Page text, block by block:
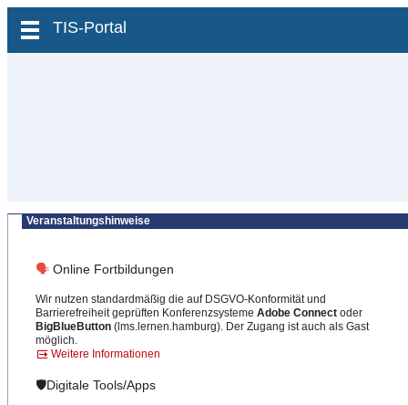
zum Inhalt wechseln
TIS-Portal
Veranstaltungshinweise
🗣 Online Fortbildungen
Wir nutzen standardmäßig die auf DSGVO-Konformität und
Barrierefreiheit geprüften Konferenzsysteme Adobe Connect oder
BigBlueButton (lms.lernen.hamburg). Der Zugang ist auch als Gast
möglich.
Weitere Informationen
🛡️Digitale Tools/Apps